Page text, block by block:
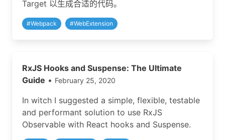
Target 以生成合适的代码。
#Webpack #WebExtension
RxJS Hooks and Suspense: The Ultimate
Guide • February 25, 2020
In witch I suggested a simple, flexible, testable
and performant solution to use RxJS
Observable with React hooks and Suspense.